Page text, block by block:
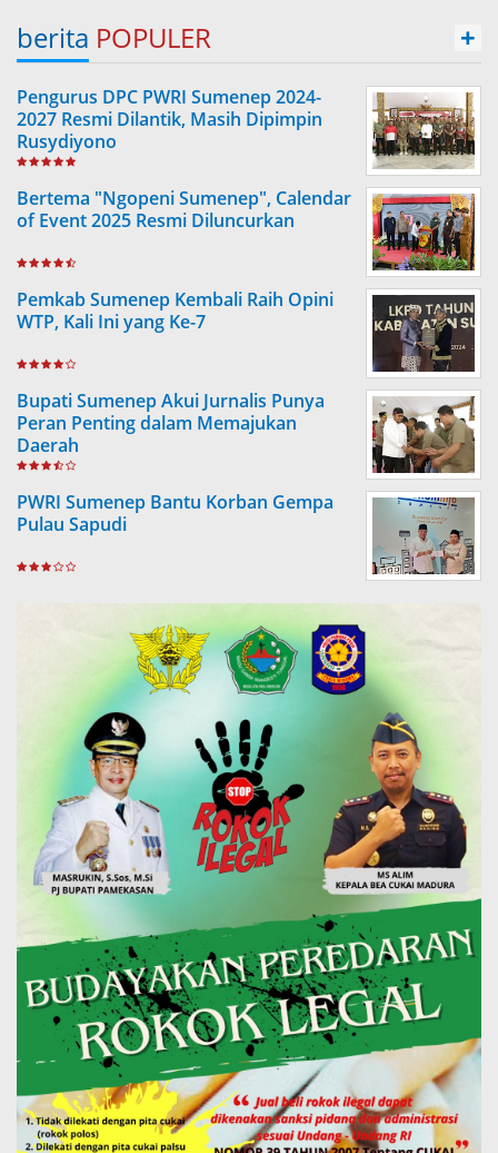
berita POPULER +
Pengurus DPC PWRI Sumenep 2024-
2027 Resmi Dilantik, Masih Dipimpin
Rusydiyono
Bertema "Ngopeni Sumenep", Calendar
of Event 2025 Resmi Diluncurkan
Pemkab Sumenep Kembali Raih Opini
WTP, Kali Ini yang Ke-7
Bupati Sumenep Akui Jurnalis Punya
Peran Penting dalam Memajukan
Daerah
PWRI Sumenep Bantu Korban Gempa
Pulau Sapudi